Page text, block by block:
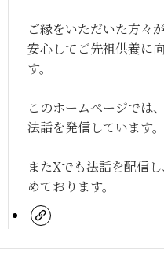
ご縁をいただいた方々
安心してご先祖供養に
す。
このホームページでは
法話を発信しています。
またXでも法話を配信
めております。